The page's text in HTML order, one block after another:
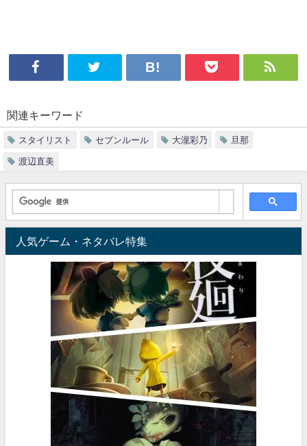
関連キーワード
スタイリスト セブンルール 大瀧彩乃 旦那
渡辺直美
人気ゲーム・ネタバレ特集